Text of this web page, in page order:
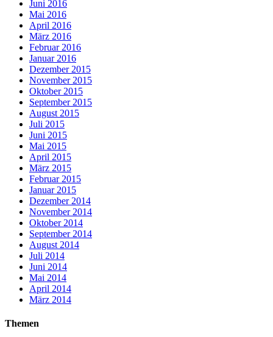
Juni 2016
Mai 2016
April 2016
März 2016
Februar 2016
Januar 2016
Dezember 2015
November 2015
Oktober 2015
September 2015
August 2015
Juli 2015
Juni 2015
Mai 2015
April 2015
März 2015
Februar 2015
Januar 2015
Dezember 2014
November 2014
Oktober 2014
September 2014
August 2014
Juli 2014
Juni 2014
Mai 2014
April 2014
März 2014
Themen